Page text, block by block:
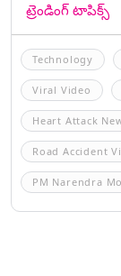
ట్రెండింగ్ టాపిక్స్
Technology
Viral Video
Heart Attack
Road Accident
PM Narendra